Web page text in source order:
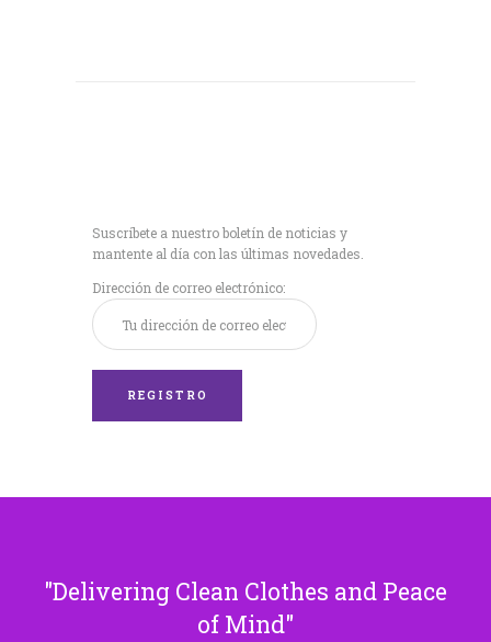
Suscríbete a nuestro boletín de noticias y
mantente al día con las últimas novedades.
Dirección de correo electrónico:
Delivering Clean Clothes and Peace
of Mind